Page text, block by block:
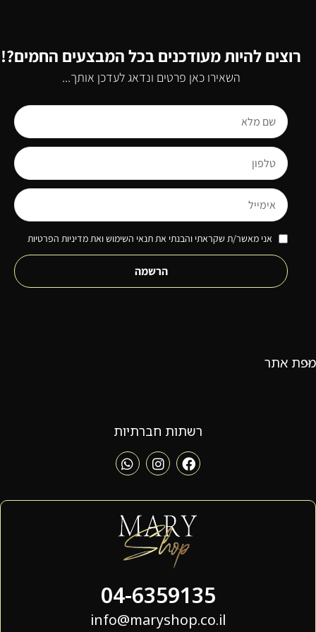
רוצים להיות מעודכנים בכל המבצעים החמים?!
השאירו כאן פרטים ונדאג לעדכן אותך...
אני מאשר/ת שקראתי והבנתי את תנאי השימוש ואת מדיניות הפרטיות
הרשמה
מפת אתר
רשתות חברתיות
04-6359135
info@maryshop.co.il